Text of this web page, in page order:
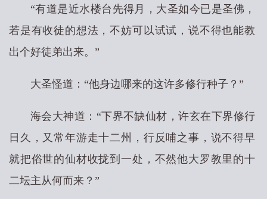
“有道是近水楼台先得月，大圣如今已是圣佛，
若是有收徒的想法，不妨可以试试，说不得也能教
出个好徒弟出来。”
大圣怪道：“他身边哪来的这许多修行种子？”
海会大神道：“下界不缺仙材，许玄在下界修行
日久，又常年游走十二州，行反哺之事，说不得早
就把俗世的仙材收拢到一处，不然他大罗教里的十
二坛主从何而来？”